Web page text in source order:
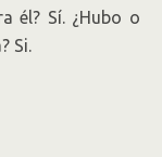
él? Sí. ¿Hubo o
Si.